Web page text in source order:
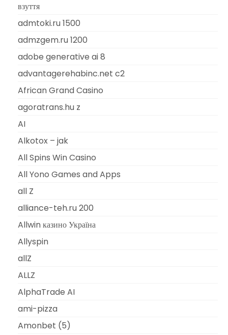
взуття
admtoki.ru 1500
admzgem.ru 1200
adobe generative ai 8
advantagerehabinc.net c2
African Grand Casino
agoratrans.hu z
AI
Alkotox – jak
All Spins Win Casino
All Yono Games and Apps
all Z
alliance-teh.ru 200
Allwin казино Україна
Allyspin
allZ
ALLZ
AlphaTrade AI
ami-pizza
Amonbet (5)